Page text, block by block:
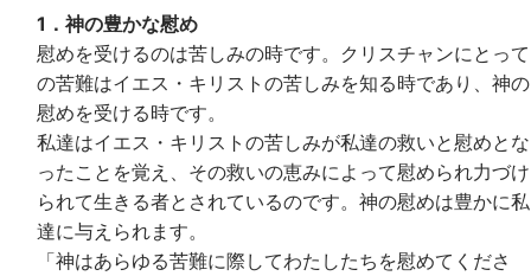
1．神の豊かな慰め
慰めを受けるのは苦しみの時です。クリスチャンにとって
の苦難はイエス・キリストの苦しみを知る時であり、神の
慰めを受ける時です。
私達はイエス・キリストの苦しみが私達の救いと慰めとな
ったことを覚え、その救いの恵みによって慰められ力づけ
られて生きる者とされているのです。神の慰めは豊かに私
達に与えられます。
「神はあらゆる苦難に際してわたしたちを慰めてくださ